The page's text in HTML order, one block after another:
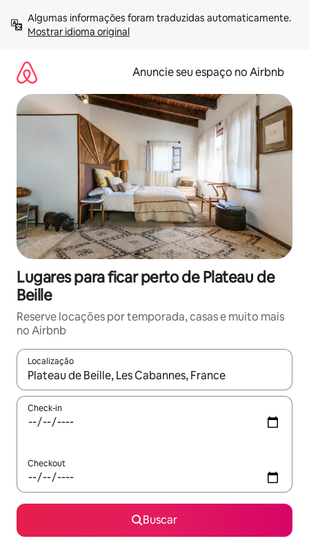
para
Mostrar idioma original
Anuncie seu espaço no Airbnb
Lugares para ficar perto de Plateau de
Beille
Reserve locações por temporada, casas e muito mais
no Airbnb
Localização
Quando os resultados estiverem disponíveis, explore-os
Check-in
Checkout
Buscar